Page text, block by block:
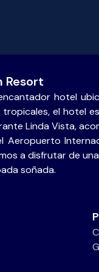
Resort
hotel
el hotel
Linda Vista,
Aeropuerto
a disfrutar de
soñada.